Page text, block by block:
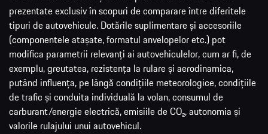
prezentate exclusiv în scopuri de comparare între diferitele
tipuri de autovehicule. Dotările suplimentare și accesoriile
(componentele atașate, formatul anvelopelor etc.) pot
modifica parametrii relevanți ai autovehiculelor, cum ar fi, de
exemplu, greutatea, rezistența la rulare și aerodinamica,
putând influența, pe lângă condițiile meteorologice, condițiile
de trafic și conduita individuală la volan, consumul de
carburant/energie electrică, emisiile de CO₂, autonomia și
valorile rulajului unui autovehicul.